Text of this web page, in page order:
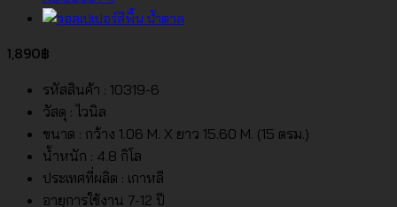
1,890฿
รหัสสินค้า : 10319-6
วัสดุ : ไวนิล
ขนาด : กว้าง 1.06 M. X ยาว 15.60 M. (15 ตรม.)
น้ำหนัก : 4.8 กิโล
ประเทศที่ผลิต : เกาหลี
อายุการใช้งาน 7-12 ปี